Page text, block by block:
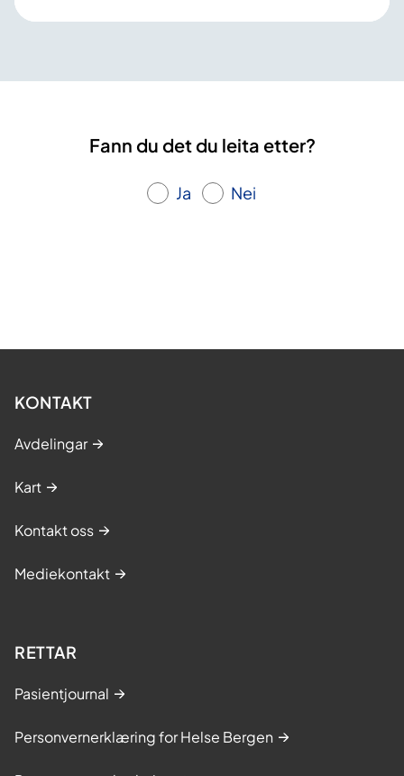
Fann du det du leita etter?
Ja Nei
KONTAKT
Avdelingar
Kart
Kontakt oss
Mediekontakt
RETTAR
Pasientjournal
Personvernerklæring for Helse Bergen